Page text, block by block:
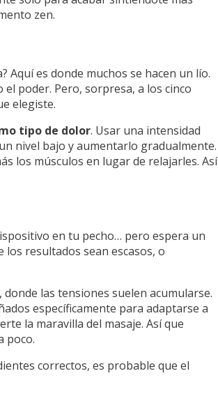
zen.
Aquí es donde muchos se hacen un lío.
el poder. Pero, sorpresa, a los cinco
elegiste.
tipo de dolor. Usar una intensidad
nivel bajo y aumentarlo gradualmente.
los músculos en lugar de relajarles. Así
en tu pecho… pero espera un
resultados sean escasos, o
las tensiones suelen acumularse.
específicamente para adaptarse a
la maravilla del masaje. Así que
poco.
correctos, es probable que el